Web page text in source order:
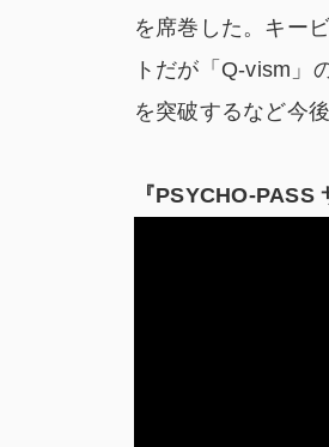
を席巻した。キー
トだが「Q-vism」
を突破するなど今
『PSYCHO-PASS